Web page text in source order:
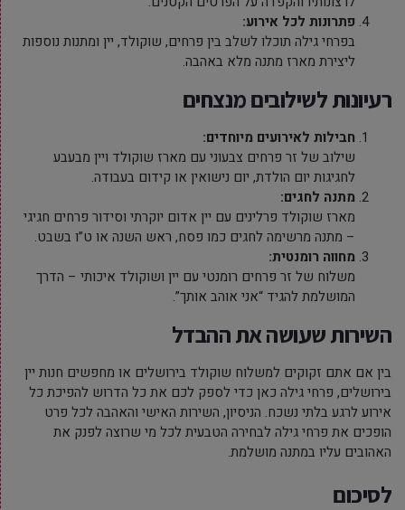
פתרונות לכל אירוע:
בפרחי גילה תוכלו לשלב בין פרחים, שוקולד, יין ומתנות נוספות
ליצירת מארז מתנה מלא באהבה.
רעיונות לשילובים מנצחים
חבילות לאירועים מיוחדים:
שילוב של זר פרחים צבעוני עם מארז שוקולד ויין מבעבע
לחגיגות יום הולדת, יום נישואין או קידום בעבודה.
מתנה לחגים:
מארז שוקולד פרלינים עם יין אדום יוקרתי וסידור פרחים חגיגי
– מתנה מרשימה לחגים כמו פסח, ראש השנה או ט”ו בשבט.
מחווה רומנטית:
משלוח של זר פרחים רומנטי עם יין ושוקולד איכותי – הדרך
המושלמת להגיד “אני אוהב אותך”.
השירות שעושה את ההבדל
בין אם אתם זקוקים למשלוח שוקולד בירושלים או מחפשים חנות יין
בירושלים, פרחי גילה כאן כדי לספק לכם את כל הדרוש להפיכת כל
אירוע לרגע בלתי נשכח. הניסיון, השירות האישי והאהבה לכל פרט
הופכים את פרחי גילה לבחירה הטבעית לכל מי שרוצה לפנק את
האהובים עליו במתנה מושלמת.
לסיכום